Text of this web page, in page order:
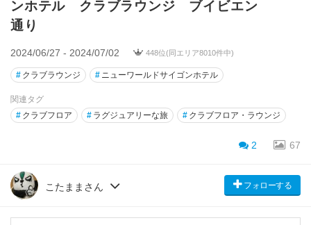
ンホテル クラブラウンジ ブイビエン
通り
2024/06/27 - 2024/07/02 448位(同エリア8010件中)
# クラブラウンジ # ニューワールドサイゴンホテル
関連タグ
# クラブフロア # ラグジュアリーな旅 # クラブフロア・ラウンジ
2 67
こたままさん フォローする